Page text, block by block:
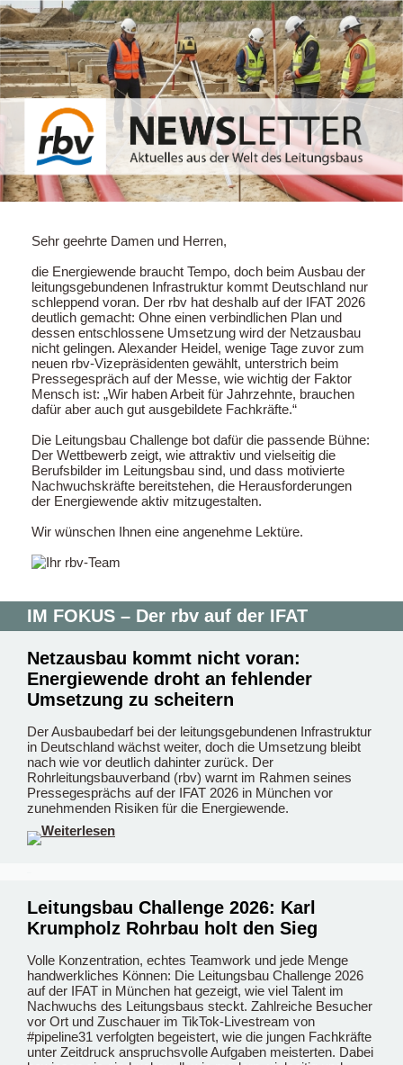
Sehr geehrte Damen und Herren,
die Energiewende braucht Tempo, doch beim Ausbau der
leitungsgebundenen Infrastruktur kommt Deutschland nur
schleppend voran. Der rbv hat deshalb auf der IFAT 2026
deutlich gemacht: Ohne einen verbindlichen Plan und
dessen entschlossene Umsetzung wird der Netzausbau
nicht gelingen. Alexander Heidel, wenige Tage zuvor zum
neuen rbv-Vizepräsidenten gewählt, unterstrich beim
Pressegespräch auf der Messe, wie wichtig der Faktor
Mensch ist: „Wir haben Arbeit für Jahrzehnte, brauchen
dafür aber auch gut ausgebildete Fachkräfte.“
Die Leitungsbau Challenge bot dafür die passende Bühne:
Der Wettbewerb zeigt, wie attraktiv und vielseitig die
Berufsbilder im Leitungsbau sind, und dass motivierte
Nachwuchskräfte bereitstehen, die Herausforderungen
der Energiewende aktiv mitzugestalten.
Wir wünschen Ihnen eine angenehme Lektüre.
IM FOKUS – Der rbv auf der IFAT
Netzausbau kommt nicht voran:
Energiewende droht an fehlender
Umsetzung zu scheitern
Der Ausbaubedarf bei der leitungsgebundenen Infrastruktur
in Deutschland wächst weiter, doch die Umsetzung bleibt
nach wie vor deutlich dahinter zurück. Der
Rohrleitungsbauverband (rbv) warnt im Rahmen seines
Pressegesprächs auf der IFAT 2026 in München vor
zunehmenden Risiken für die Energiewende.
Leitungsbau Challenge 2026: Karl
Krumpholz Rohrbau holt den Sieg
Volle Konzentration, echtes Teamwork und jede Menge
handwerkliches Können: Die Leitungsbau Challenge 2026
auf der IFAT in München hat gezeigt, wie viel Talent im
Nachwuchs des Leitungsbaus steckt. Zahlreiche Besucher
vor Ort und Zuschauer im TikTok-Livestream von
#pipeline31 verfolgten begeistert, wie die jungen Fachkräfte
unter Zeitdruck anspruchsvolle Aufgaben meisterten. Dabei